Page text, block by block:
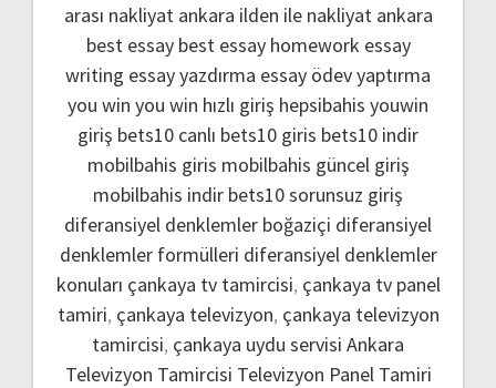
arası nakliyat ankara ilden ile nakliyat ankara
best essay best essay homework essay
writing essay yazdırma essay ödev yaptırma
you win you win hızlı giriş hepsibahis youwin
giriş bets10 canlı bets10 giris bets10 indir
mobilbahis giris mobilbahis güncel giriş
mobilbahis indir bets10 sorunsuz giriş
diferansiyel denklemler boğaziçi diferansiyel
denklemler formülleri diferansiyel denklemler
konuları çankaya tv tamircisi, çankaya tv panel
tamiri, çankaya televizyon, çankaya televizyon
tamircisi, çankaya uydu servisi Ankara
Televizyon Tamircisi Televizyon Panel Tamiri